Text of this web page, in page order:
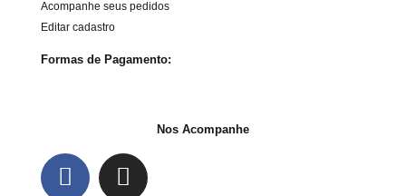
Acompanhe seus pedidos
Editar cadastro
Formas de Pagamento:
Nos Acompanhe